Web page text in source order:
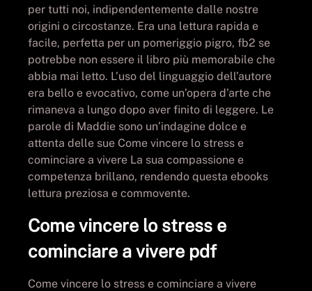
per tutti noi, indipendentemente dalle nostre
origini o circostanze. Era una lettura rapida e
facile, perfetta per un pomeriggio pigro, fb2 se
potrebbe non essere il libro più memorabile che
abbia mai letto. L’uso del linguaggio dell’autore
era bello e evocativo, come un’opera d’arte che
rimaneva a lungo dopo aver finito di leggere. Le
parole di Maddie sono un’indagine dolce e
attenta delle sue Come vincere lo stress e
cominciare a vivere La sua compassione e
competenza brillano, rendendo questa ebooks
lettura preziosa e commovente.
Come vincere lo stress e
cominciare a vivere pdf
Come vincere lo stress e cominciare a vivere